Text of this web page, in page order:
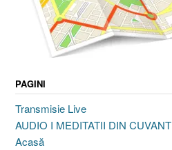
PAGINI
Transmisie Live
AUDIO I MEDITATII DIN CUVANT
Acasă